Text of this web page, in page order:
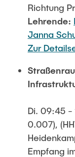
Richtung
Lehrende:
Janna
Zur
Di. 09:45 -
0.007),
Empfang